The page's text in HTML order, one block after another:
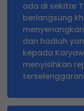
ada di sekitar
berlangsung
dan hadiah
kepada
menyisihkan